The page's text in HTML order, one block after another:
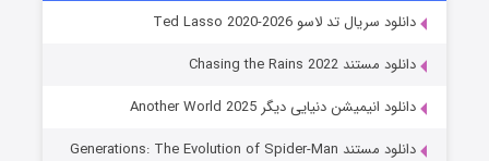
خاندان اژدها فصل ۳دانلود سریال تد لاسو Ted Lasso 2020-2026
دانلود مستند Chasing the Rains 2022
دانلود انیمیشن دنیایی دیگر Another World 2025
دانلود مستند Generations: The Evolution of Spider-Man